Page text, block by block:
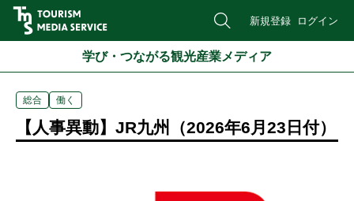
新規登録 ログイン
学び・つながる観光産業メディア
総合 働く
【人事異動】JR九州（2026年6月23日付）